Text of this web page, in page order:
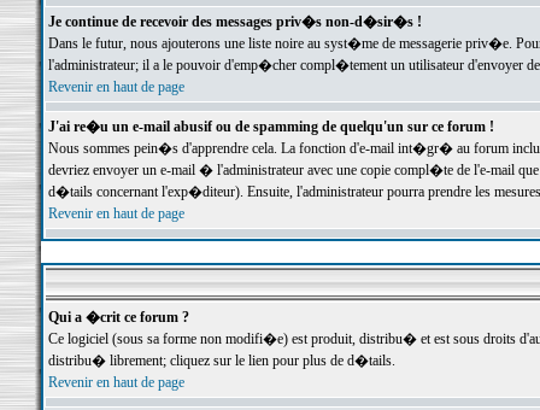
Je continue de recevoir des messages priv�s non-d�sir�s !
Dans le futur, nous ajouterons une liste noire au syst�me de messagerie priv�e.
l'administrateur; il a le pouvoir d'emp�cher compl�tement un utilisateur d'envoyer
Revenir en haut de page
J'ai re�u un e-mail abusif ou de spamming de quelqu'un sur ce forum !
Nous sommes pein�s d'apprendre cela. La fonction d'e-mail int�gr� au forum inclut
devriez envoyer un e-mail � l'administrateur avec une copie compl�te de l'e-mail
d�tails concernant l'exp�diteur). Ensuite, l'administrateur pourra prendre les
Revenir en haut de page
Qui a �crit ce forum ?
Ce logiciel (sous sa forme non modifi�e) est produit, distribu� et est sous droits
distribu� librement; cliquez sur le lien pour plus de d�tails.
Revenir en haut de page